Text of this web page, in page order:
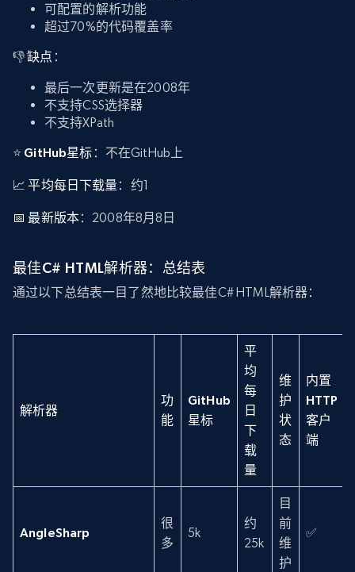
可配置的解析功能
超过70%的代码覆盖率
👎缺点 ：
最后一次更新是在2008年
不支持CSS选择器
不支持XPath
⭐ GitHub星标 ：不在GitHub上
📈 平均每日下载量：约1
📅 最新版本：2008年8月8日
最佳C# HTML解析器：总结表
通过以下总结表一目了然地比较最佳C# HTML解析器：
解析器
功
能
GitHub
星标
平
均
每
日
下
载
量
维
护
状
态
内置
HTTP
客户
端
AngleSharp
很
多
5k
约
25k
目
前
维
护
✅